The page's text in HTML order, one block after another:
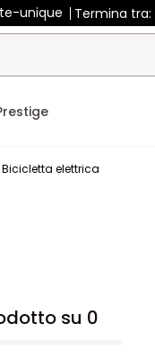
unique Termina tra:
Bicicletta elettrica
su 0